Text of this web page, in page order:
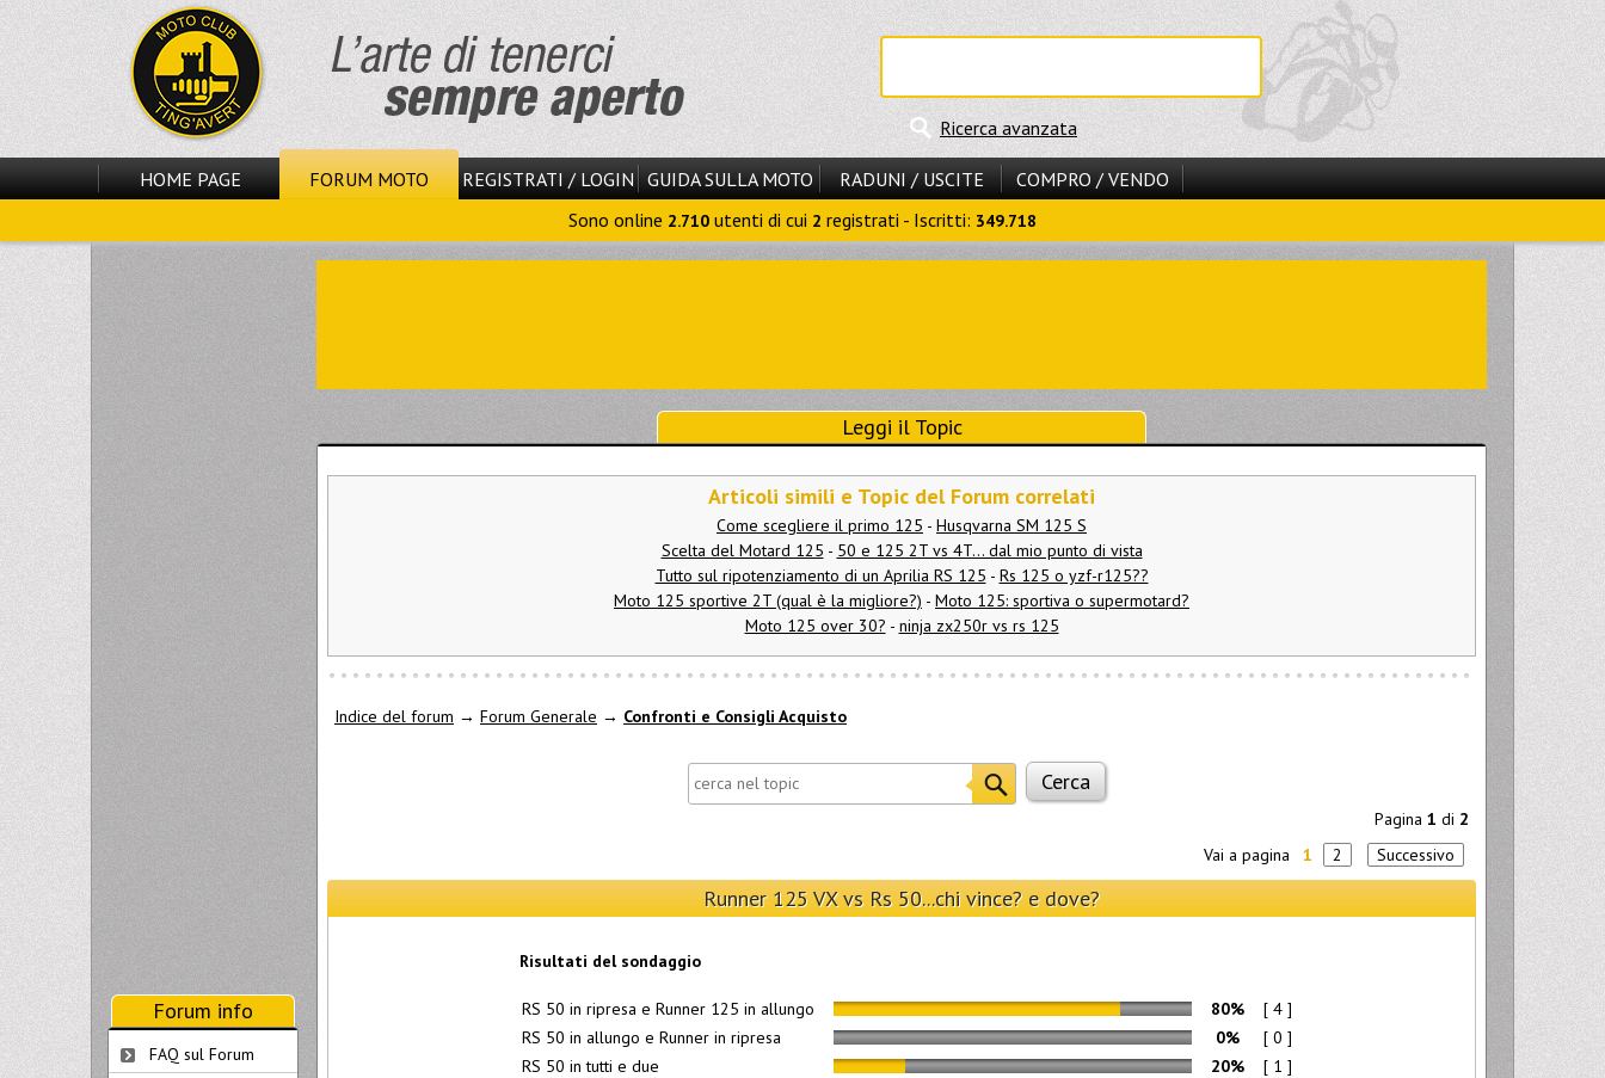
Ricerca avanzata
HOME PAGE FORUM MOTO REGISTRATI / LOGIN GUIDA SULLA MOTO RADUNI / USCITE
COMPRO / VENDO
Sono online 2.710 utenti di cui 2 registrati - Iscritti: 349.718
Leggi il Topic
Articoli simili e Topic del Forum correlati
Come scegliere il primo 125 - Husqvarna SM 125 S
Scelta del Motard 125 - 50 e 125 2T vs 4T... dal mio punto di vista
Tutto sul ripotenziamento di un Aprilia RS 125 - Rs 125 o yzf-r125??
Moto 125 sportive 2T (qual è la migliore?) - Moto 125: sportiva o supermotard?
Moto 125 over 30? - ninja zx250r vs rs 125
Indice del forum → Forum Generale → Confronti e Consigli Acquisto
Pagina 1 di 2
Vai a pagina
1 2 Successivo
Runner 125 VX vs Rs 50...chi vince? e dove?
Risultati del sondaggio
RS 50 in ripresa e Runner 125 in allungo 80%
[ 4 ]
RS 50 in allungo e Runner in ripresa
0%
[ 0 ]
RS 50 in tutti e due
20% [ 1 ]
Forum info
FAQ sul Forum